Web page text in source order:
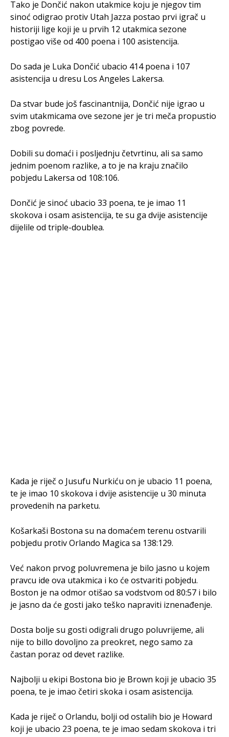
Tako je Dončić nakon utakmice koju je njegov tim
sinoć odigrao protiv Utah Jazza postao prvi igrač u
historiji lige koji je u prvih 12 utakmica sezone
postigao više od 400 poena i 100 asistencija.
Do sada je Luka Dončić ubacio 414 poena i 107
asistencija u dresu Los Angeles Lakersa.
Da stvar bude još fascinantnija, Dončić nije igrao u
svim utakmicama ove sezone jer je tri meča propustio
zbog povrede.
Dobili su domaći i posljednju četvrtinu, ali sa samo
jednim poenom razlike, a to je na kraju značilo
pobjedu Lakersa od 108:106.
Dončić je sinoć ubacio 33 poena, te je imao 11
skokova i osam asistencija, te su ga dvije asistencije
dijelile od triple-doublea.
Kada je riječ o Jusufu Nurkiću on je ubacio 11 poena,
te je imao 10 skokova i dvije asistencije u 30 minuta
provedenih na parketu.
Košarkaši Bostona su na domaćem terenu ostvarili
pobjedu protiv Orlando Magica sa 138:129.
Već nakon prvog poluvremena je bilo jasno u kojem
pravcu ide ova utakmica i ko će ostvariti pobjedu.
Boston je na odmor otišao sa vodstvom od 80:57 i bilo
je jasno da će gosti jako teško napraviti iznenađenje.
Dosta bolje su gosti odigrali drugo poluvrijeme, ali
nije to billo dovoljno za preokret, nego samo za
častan poraz od devet razlike.
Najbolji u ekipi Bostona bio je Brown koji je ubacio 35
poena, te je imao četiri skoka i osam asistencija.
Kada je riječ o Orlandu, bolji od ostalih bio je Howard
koji je ubacio 23 poena, te je imao sedam skokova i tri